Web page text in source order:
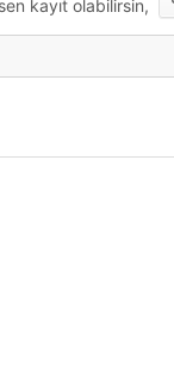
kayıt olabilirsin,